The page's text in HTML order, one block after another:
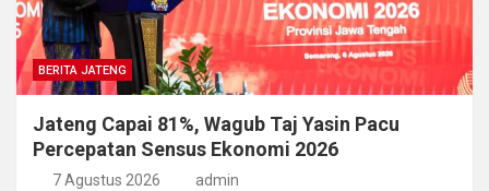
BERITA JATENG
Jateng Capai 81%, Wagub Taj Yasin Pacu
Percepatan Sensus Ekonomi 2026
7 Agustus 2026 admin